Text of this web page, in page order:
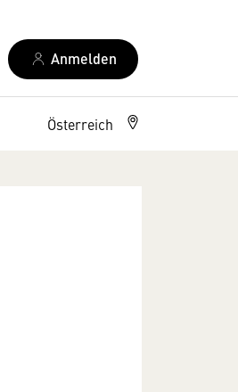
Anmelden
Österreich